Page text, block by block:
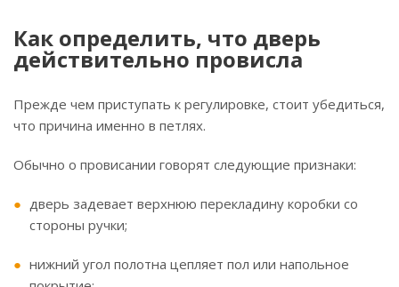
Как определить, что дверь
действительно провисла
Прежде чем приступать к регулировке, стоит убедиться,
что причина именно в петлях.
Обычно о провисании говорят следующие признаки:
дверь задевает верхнюю перекладину коробки со
стороны ручки;
нижний угол полотна цепляет пол или напольное